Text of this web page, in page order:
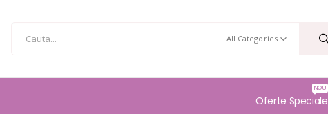
All Categories
Oferte Speciale
NOU